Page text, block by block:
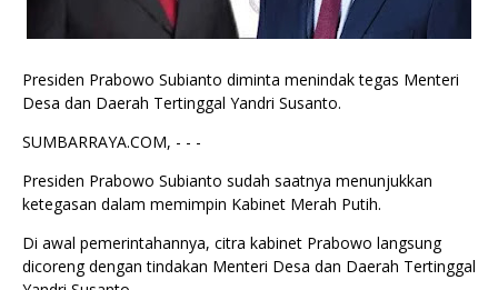
Presiden Prabowo Subianto diminta menindak tegas Menteri
Desa dan Daerah Tertinggal Yandri Susanto.
SUMBARRAYA.COM, - - -
Presiden Prabowo Subianto sudah saatnya menunjukkan
ketegasan dalam memimpin Kabinet Merah Putih.
Di awal pemerintahannya, citra kabinet Prabowo langsung
dicoreng dengan tindakan Menteri Desa dan Daerah Tertinggal